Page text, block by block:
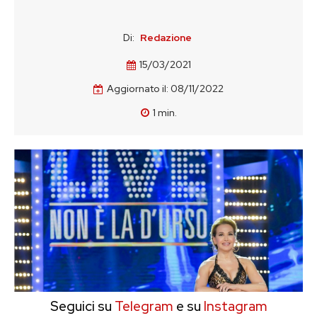
Di: Redazione
15/03/2021
Aggiornato il: 08/11/2022
1 min.
Seguici su Telegram e su Instagram